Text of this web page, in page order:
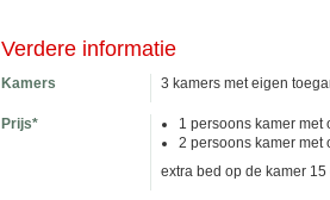
Verdere informatie
Kamers 3 kamers met eigen
Prijs*
1 persoons kamer met
2 persoons kamer met
extra bed op de kamer